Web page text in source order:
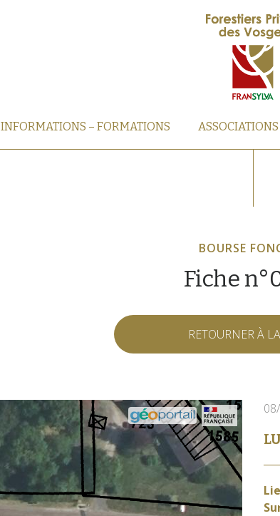
INFORMATIONS – FORMATIONS ASSOCIATIONS
BOURSE
Fiche
RETOURNER À